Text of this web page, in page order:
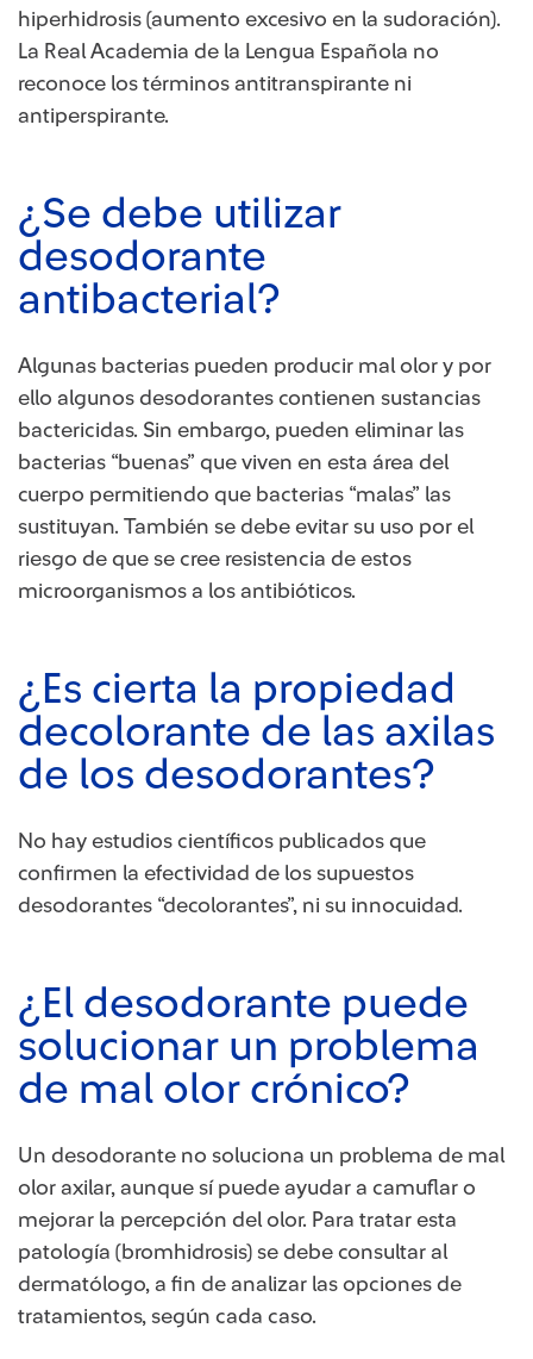
hiperhidrosis (aumento excesivo en la sudoración).
La Real Academia de la Lengua Española no
reconoce los términos antitranspirante ni
antiperspirante.
¿Se debe utilizar
desodorante
antibacterial?
Algunas bacterias pueden producir mal olor y por
ello algunos desodorantes contienen sustancias
bactericidas. Sin embargo, pueden eliminar las
bacterias “buenas” que viven en esta área del
cuerpo permitiendo que bacterias “malas” las
sustituyan. También se debe evitar su uso por el
riesgo de que se cree resistencia de estos
microorganismos a los antibióticos.
¿Es cierta la propiedad
decolorante de las axilas
de los desodorantes?
No hay estudios científicos publicados que
confirmen la efectividad de los supuestos
desodorantes “decolorantes”, ni su innocuidad.
¿El desodorante puede
solucionar un problema
de mal olor crónico?
Un desodorante no soluciona un problema de mal
olor axilar, aunque sí puede ayudar a camuflar o
mejorar la percepción del olor. Para tratar esta
patología (bromhidrosis) se debe consultar al
dermatólogo, a fin de analizar las opciones de
tratamientos, según cada caso.